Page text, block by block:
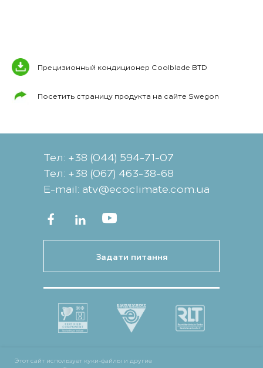
Этот сайт использует куки-файлы и другие
Прецизионный кондиционер Coolblade BTD
Посетить страницу продукта на сайте Swegon
Тел: +38 (044) 594-71-07
Тел: +38 (067) 463-38-68
Е-mail: atv@ecoclimate.com.ua
Задати питання